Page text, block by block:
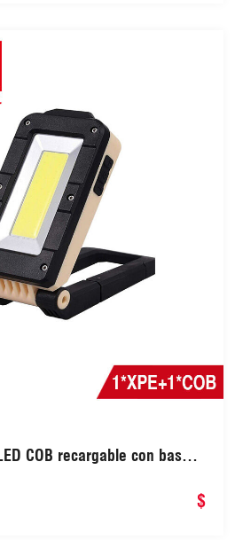
COB recargable con base
carga USB, para
$